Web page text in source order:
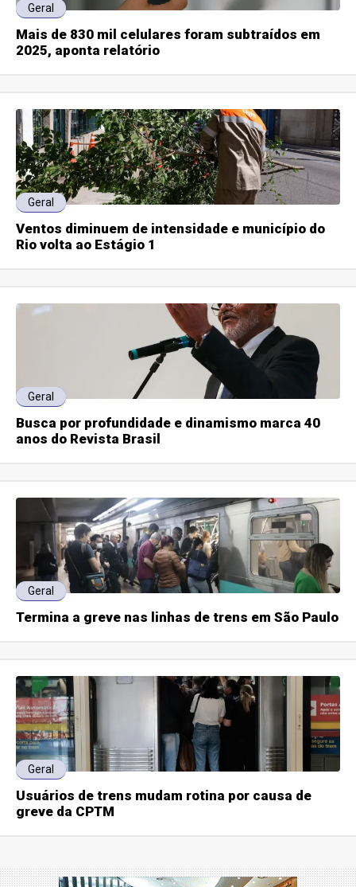
Geral
Mais de 830 mil celulares foram subtraídos em
2025, aponta relatório
Geral
Ventos diminuem de intensidade e município do
Rio volta ao Estágio 1
Geral
Busca por profundidade e dinamismo marca 40
anos do Revista Brasil
Geral
Termina a greve nas linhas de trens em São Paulo
Geral
Usuários de trens mudam rotina por causa de
greve da CPTM